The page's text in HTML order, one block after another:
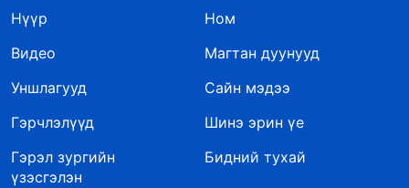
Нүүр
Ном
Видео
Магтан дуунууд
Уншлагууд
Сайн мэдээ
Гэрчлэлүүд
Шинэ эрин үе
Гэрэл зургийн
үзэсгэлэн
Бидний тухай